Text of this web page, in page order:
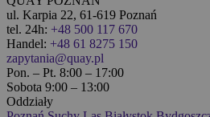
ul. Karpia 22, 61-619 Poznań
tel. 24h: +48 500 117 670
Handel: +48 61 8275 150
zapytania@quay.pl
Pon. – Pt. 8:00 – 17:00
Sobota 9:00 – 13:00
Oddziały